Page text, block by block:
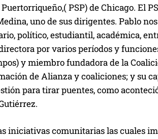
PSP) de Chicago. El
uno de sus dirigentes. Pablo
político, estudiantil, académica,
por varios períodos y
y miembro fundadora de la
de Alianza y coaliciones; y su
para tirar puentes, como
iniciativas comunitarias las cuales